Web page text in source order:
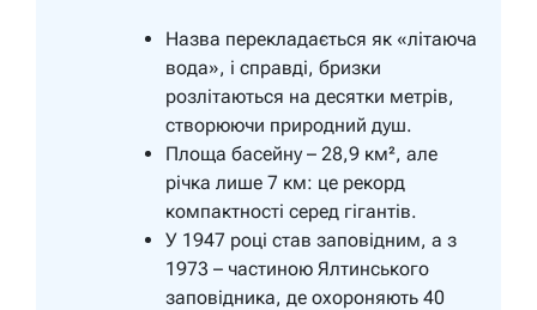
Назва перекладається як «літаюча
вода», і справді, бризки
розлітаються на десятки метрів,
створюючи природний душ.
Площа басейну – 28,9 км², але
річка лише 7 км: це рекорд
компактності серед гігантів.
У 1947 році став заповідним, а з
1973 – частиною Ялтинського
заповідника, де охороняють 40